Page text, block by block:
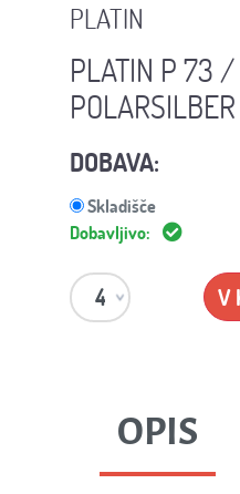
PLATIN
PLATIN P 73
DOBAVA:
Skladišče
Dobavljivo:
V
OPIS